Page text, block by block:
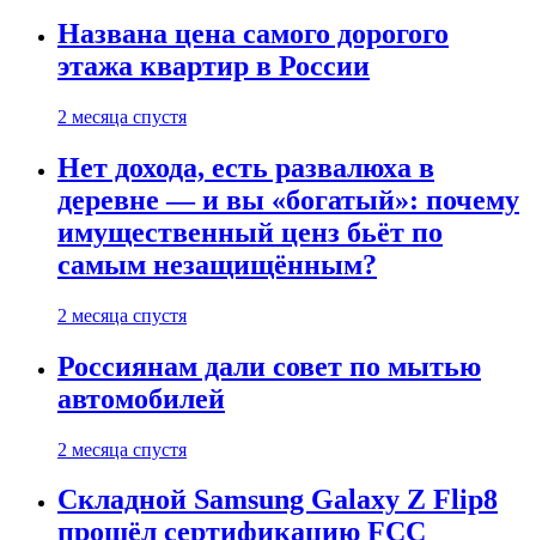
Названа цена самого дорогого
этажа квартир в России
2 месяца спустя
Нет дохода, есть развалюха в
деревне — и вы «богатый»: почему
имущественный ценз бьёт по
самым незащищённым?
2 месяца спустя
Россиянам дали совет по мытью
автомобилей
2 месяца спустя
Складной Samsung Galaxy Z Flip8
прошёл сертификацию FCC